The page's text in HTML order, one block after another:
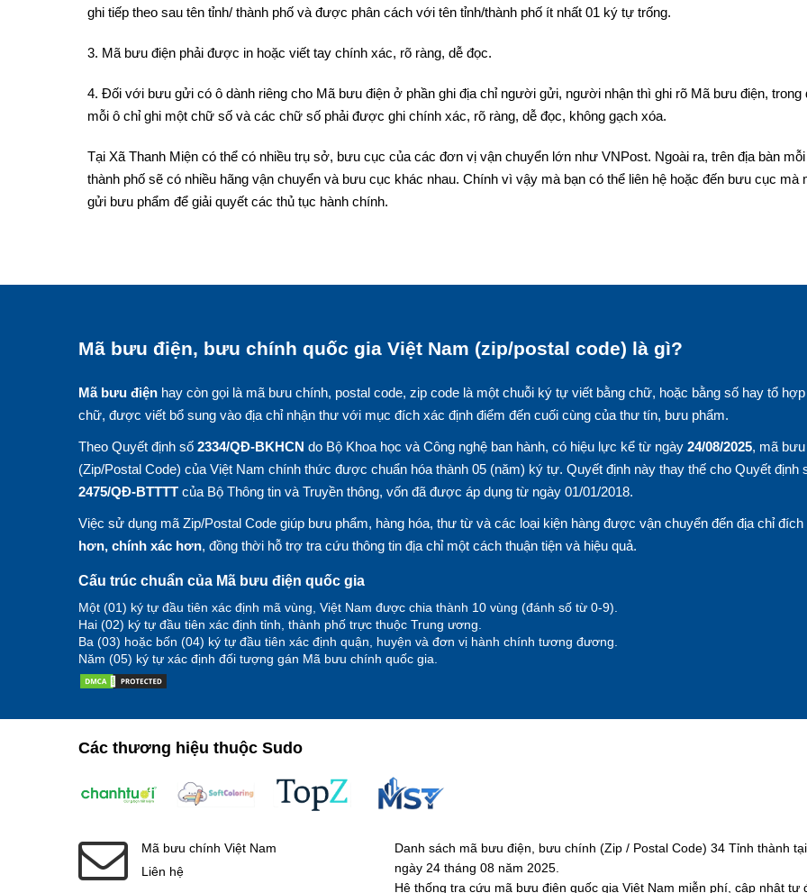
ghi tiếp theo sau tên tỉnh/ thành phố và được phân cách với tên tỉnh/thành phố ít nhất 01 ký tự trống.
3. Mã bưu điện phải được in hoặc viết tay chính xác, rõ ràng, dễ đọc.
4. Đối với bưu gửi có ô dành riêng cho Mã bưu điện ở phần ghi địa chỉ người gửi, người nhận thì ghi rõ Mã bưu điện, trong
mỗi ô chỉ ghi một chữ số và các chữ số phải được ghi chính xác, rõ ràng, dễ đọc, không gạch xóa.
Tại Xã Thanh Miện có thể có nhiều trụ sở, bưu cục của các đơn vị vận chuyển lớn như VNPost. Ngoài ra, trên địa bàn
thành phố sẽ có nhiều hãng vận chuyển và bưu cục khác nhau. Chính vì vậy mà bạn có thể liên hệ hoặc đến bưu cục mà
gửi bưu phẩm để giải quyết các thủ tục hành chính.
Mã bưu điện, bưu chính quốc gia Việt Nam (zip/postal code) là gì?
Mã bưu điện hay còn gọi là mã bưu chính, postal code, zip code là một chuỗi ký tự viết bằng chữ, hoặc bằng số hay tổ
chữ, được viết bổ sung vào địa chỉ nhận thư với mục đích xác định điểm đến cuối cùng của thư tín, bưu phẩm.
Theo Quyết định số 2334/QĐ-BKHCN do Bộ Khoa học và Công nghệ ban hành, có hiệu lực kể từ ngày 24/08/2025, mã
(Zip/Postal Code) của Việt Nam chính thức được chuẩn hóa thành 05 (năm) ký tự. Quyết định này thay thế cho Quyết định
2475/QĐ-BTTTT của Bộ Thông tin và Truyền thông, vốn đã được áp dụng từ ngày 01/01/2018.
Việc sử dụng mã Zip/Postal Code giúp bưu phẩm, hàng hóa, thư từ và các loại kiện hàng được vận chuyển đến địa chỉ đích
hơn, chính xác hơn, đồng thời hỗ trợ tra cứu thông tin địa chỉ một cách thuận tiện và hiệu quả.
Cấu trúc chuẩn của Mã bưu điện quốc gia
Một (01) ký tự đầu tiên xác định mã vùng, Việt Nam được chia thành 10 vùng (đánh số từ 0-9).
Hai (02) ký tự đầu tiên xác định tỉnh, thành phố trực thuộc Trung ương.
Ba (03) hoặc bốn (04) ký tự đầu tiên xác định quận, huyện và đơn vị hành chính tương đương.
Năm (05) ký tự xác định đối tượng gán Mã bưu chính quốc gia.
Các thương hiệu thuộc Sudo
Mã bưu chính Việt Nam
Liên hệ
Danh sách mã bưu điện, bưu chính (Zip / Postal Code) 34 Tỉnh thành
ngày 24 tháng 08 năm 2025.
Hệ thống tra cứu mã bưu điện quốc gia Việt Nam miễn phí, cập nhật tự